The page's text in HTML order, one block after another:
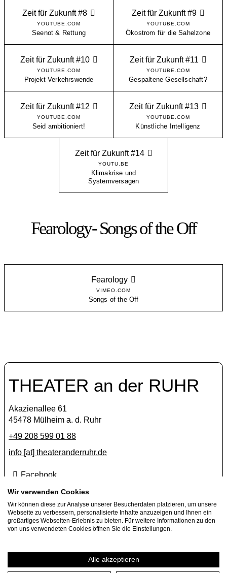
Zeit für Zukunft #8
YOUTUBE.COM
Seenot & Rettung
Zeit für Zukunft #9
YOUTUBE.COM
Ökostrom für die Sahelzone
Zeit für Zukunft #10
YOUTUBE.COM
Projekt Verkehrswende
Zeit für Zukunft #11
YOUTUBE.COM
Gespaltene Gesellschaft?
Zeit für Zukunft #12
YOUTUBE.COM
Seid ambitioniert!
Zeit für Zukunft #13
YOUTUBE.COM
Künstliche Intelligenz
Zeit für Zukunft #14
YOUTU.BE
Klimakrise und
Systemversagen
Fearology- Songs of the Off
Fearology
VIMEO.COM
Songs of the Off
THEATER an der RUHR
Akazienallee 61
45478 Mülheim a. d. Ruhr
+49 208 599 01 88
info [​at​] theateranderruhr.de
Facebook
Instagram
Newsletter
Press
Guest performance offers
Wir verwenden Cookies
Wir können diese zur Analyse unserer Besucherdaten platzieren, um unsere
Webseite zu verbessern, personalisierte Inhalte anzuzeigen und Ihnen ein
großartiges Webseiten-Erlebnis zu bieten. Für weitere Informationen zu den
von uns verwendeten Cookies öffnen Sie die Einstellungen.
Alle akzeptieren